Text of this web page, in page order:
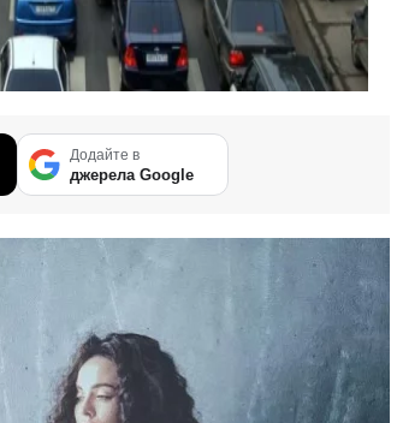
Додайте в
джерела Google